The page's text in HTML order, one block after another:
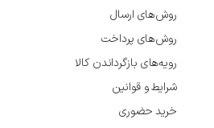
روش‌های ارسال
روش‌های پرداخت
رویه‌های بازگرداندن کالا
شرایط و قوانین
خرید حضوری